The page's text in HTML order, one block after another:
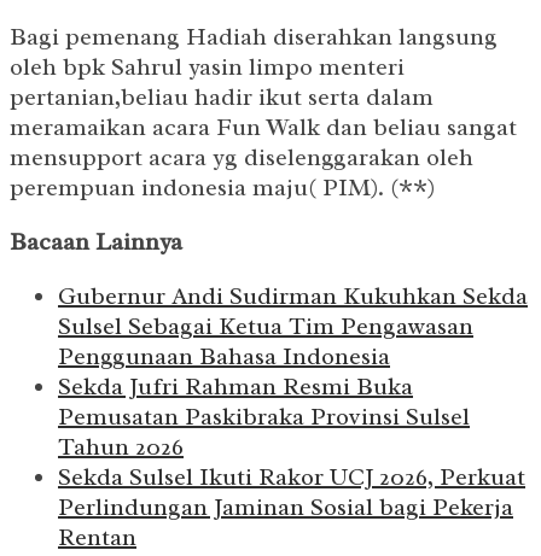
Bagi pemenang Hadiah diserahkan langsung
oleh bpk Sahrul yasin limpo menteri
pertanian,beliau hadir ikut serta dalam
meramaikan acara Fun Walk dan beliau sangat
mensupport acara yg diselenggarakan oleh
perempuan indonesia maju( PIM). (**)
Bacaan Lainnya
Gubernur Andi Sudirman Kukuhkan Sekda
Sulsel Sebagai Ketua Tim Pengawasan
Penggunaan Bahasa Indonesia
Sekda Jufri Rahman Resmi Buka
Pemusatan Paskibraka Provinsi Sulsel
Tahun 2026
Sekda Sulsel Ikuti Rakor UCJ 2026, Perkuat
Perlindungan Jaminan Sosial bagi Pekerja
Rentan